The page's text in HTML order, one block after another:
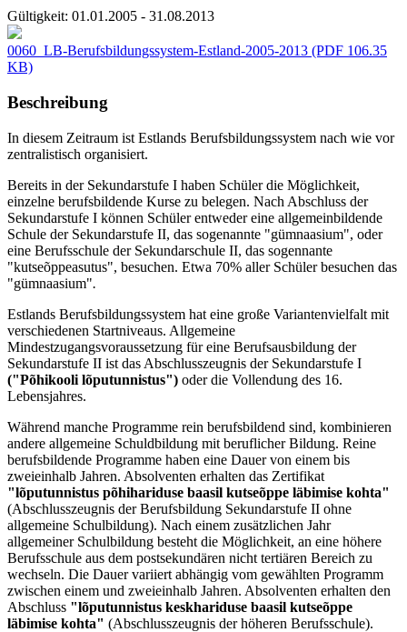
Gültigkeit: 01.01.2005 - 31.08.2013
0060_LB-Berufsbildungssystem-Estland-2005-2013 (PDF 106.35
KB)
Beschreibung
In diesem Zeitraum ist Estlands Berufsbildungssystem nach wie vor
zentralistisch organisiert.
Bereits in der Sekundarstufe I haben Schüler die Möglichkeit,
einzelne berufsbildende Kurse zu belegen. Nach Abschluss der
Sekundarstufe I können Schüler entweder eine allgemeinbildende
Schule der Sekundarstufe II, das sogenannte "gümnaasium", oder
eine Berufsschule der Sekundarschule II, das sogennante
"kutseõppeasutus", besuchen. Etwa 70% aller Schüler besuchen das
"gümnaasium".
Estlands Berufsbildungssystem hat eine große Variantenvielfalt mit
verschiedenen Startniveaus. Allgemeine
Mindestzugangsvoraussetzung für eine Berufsausbildung der
Sekundarstufe II ist das Abschlusszeugnis der Sekundarstufe I
("Põhikooli lõputunnistus") oder die Vollendung des 16.
Lebensjahres.
Während manche Programme rein berufsbildend sind, kombinieren
andere allgemeine Schuldbildung mit beruflicher Bildung. Reine
berufsbildende Programme haben eine Dauer von einem bis
zweieinhalb Jahren. Absolventen erhalten das Zertifikat
"lõputunnistus põhihariduse baasil kutseõppe läbimise kohta"
(Abschlusszeugnis der Berufsbildung Sekundarstufe II ohne
allgemeine Schulbildung). Nach einem zusätzlichen Jahr
allgemeiner Schulbildung besteht die Möglichkeit, an eine höhere
Berufsschule aus dem postsekundären nicht tertiären Bereich zu
wechseln. Die Dauer variiert abhängig vom gewählten Programm
zwischen einem und zweieinhalb Jahren. Absolventen erhalten den
Abschluss "lõputunnistus keskhariduse baasil kutseõppe
läbimise kohta" (Abschlusszeugnis der höheren Berufsschule).